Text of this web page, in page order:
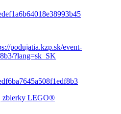
podujatia.kzp.sk/event-
?lang=sk_SK
zbierky LEGO®